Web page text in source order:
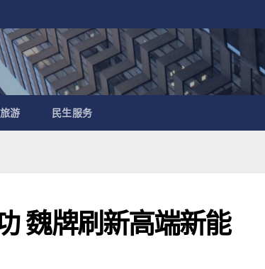
游 民生服务
魏牌刷新高端新能